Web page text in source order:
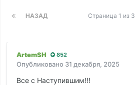
НАЗАД Страница 1 из 3
ArtemSH 852
Опубликовано 31 декабря, 2025
Все с Наступившим!!!